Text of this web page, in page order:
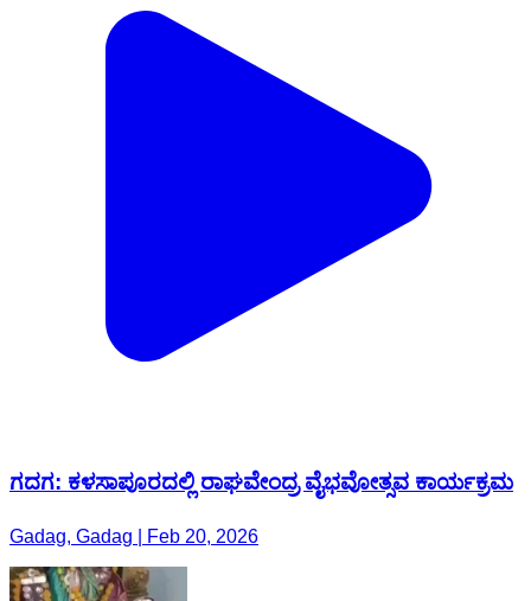
ಗದಗ: ಕಳಸಾಪೂರದಲ್ಲಿ ರಾಘವೇಂದ್ರ ವೈಭವೋತ್ಸವ ಕಾರ್ಯಕ್ರಮ
Gadag, Gadag | Feb 20, 2026